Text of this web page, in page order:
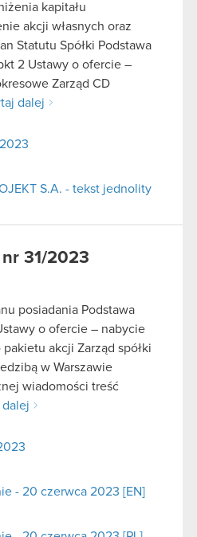
kapitału
akcji własnych oraz
Statutu Spółki Podstawa
2 Ustawy o ofercie –
Zarząd CD
dalej
S.A. - tekst jednolity
31/2023
posiadania Podstawa
o ofercie – nabycie
akcji Zarząd spółki
w Warszawie
wiadomości treść
- 20 czerwca 2023 [EN]